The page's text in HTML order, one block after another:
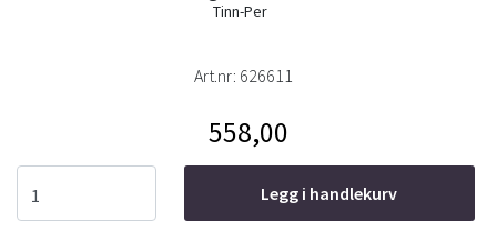
Tinn-Per
Art.nr: 626611
558,00
Legg i handlekurv